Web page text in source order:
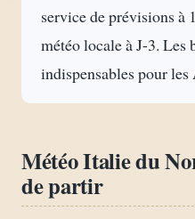
service de prévisions à
météo locale à J-3. Les
indispensables pour
Météo Italie du
de partir